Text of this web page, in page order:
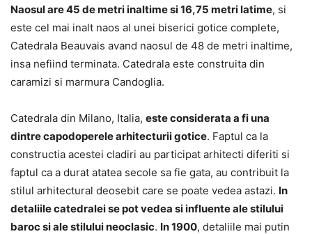
Naosul are 45 de metri inaltime si 16,75 metri latime, si
este cel mai inalt naos al unei biserici gotice complete,
Catedrala Beauvais avand naosul de 48 de metri inaltime,
insa nefiind terminata. Catedrala este construita din
caramizi si marmura Candoglia.
Catedrala din Milano, Italia, este considerata a fi una
dintre capodoperele arhitecturii gotice. Faptul ca la
constructia acestei cladiri au participat arhitecti diferiti si
faptul ca a durat atatea secole sa fie gata, au contribuit la
stilul arhitectural deosebit care se poate vedea astazi. In
detaliile catedralei se pot vedea si influente ale stilului
baroc si ale stilului neoclasic. In 1900, detaliile mai putin